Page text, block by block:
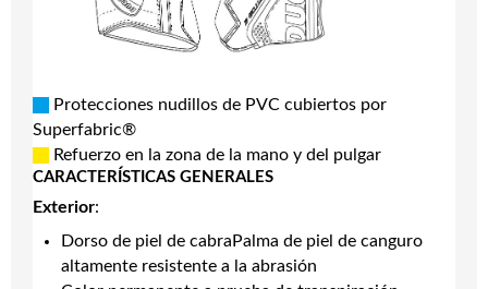
Protecciones nudillos de PVC cubiertos por
Superfabric®
Refuerzo en la zona de la mano y del pulgar
CARACTERÍSTICAS GENERALES
Exterior:
Dorso de piel de cabraPalma de piel de canguro
altamente resistente a la abrasión